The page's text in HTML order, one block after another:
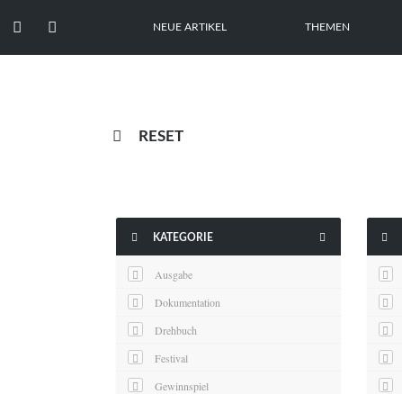
  NEUE ARTIKEL THEMEN
 RESET
 KATEGORIE 
Ausgabe
Dokumentation
Drehbuch
Festival
Gewinnspiel
